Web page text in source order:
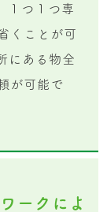
１つ１つ専
くことが可
にある物全
が可能で
ークによ